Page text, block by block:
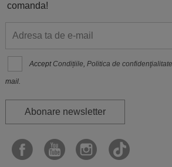
comanda!
Accept Condițiile,Politica de confidenţialitate
mail.
Abonare newsletter